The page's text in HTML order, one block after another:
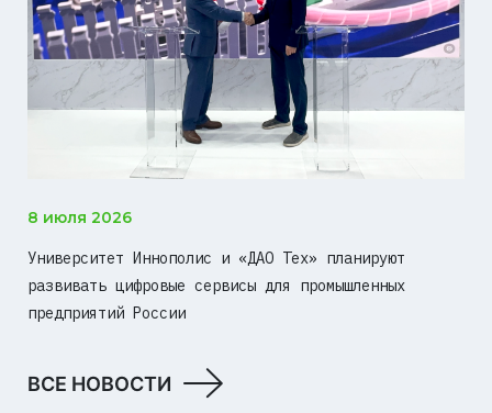
8 июля 2026
Университет Иннополис и «ДАО Тех» планируют
развивать цифровые сервисы для промышленных
предприятий России
ВСЕ НОВОСТИ